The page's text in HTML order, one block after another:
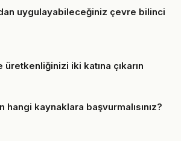
uygulayabileceğiniz çevre bilinci
iki katına çıkarın
hangi kaynaklara başvurmalısınız?